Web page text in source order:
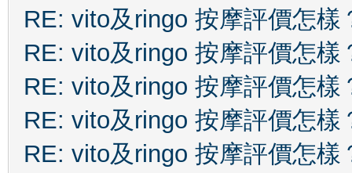
RE: vito及ringo 按摩評價怎樣
RE: vito及ringo 按摩評價怎樣
RE: vito及ringo 按摩評價怎樣
RE: vito及ringo 按摩評價怎樣
RE: vito及ringo 按摩評價怎樣